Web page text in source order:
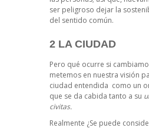
ser peligroso dejar la
del sentido común.
2 LA CIUDAD
Pero qué ocurre si
metemos en nuestra visión
ciudad entendida como un
que se da cabida tanto a su
civitas.
Realmente ¿Se puede